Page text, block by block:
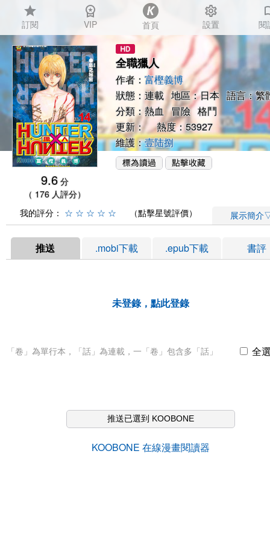
star
訂閱
workspace_premium
VIP 首頁
settings
設置 閱
9.6 分
（ 176 人評分）
全職獵人
作者： 富樫義博
狀態：連載 地區：日本 語言：繁
分類： 熱血 冒險 格鬥
更新： 熱度：53927
維護：壹陆捌
我的評分： ☆ ☆ ☆ ☆ ☆ （點擊星號評價） 展示簡介
推送 .mobi下載 .epub下載 書評
未登錄，點此登錄
「卷」為單行本，「話」為連載，一「卷」包含多「話」 全
推送已選到 KOOBONE
KOOBONE 在線漫畫閱讀器